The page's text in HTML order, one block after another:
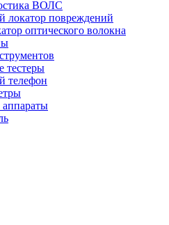
ВОЛС
локатор повреждений
оптического волокна
тестеры
телефон